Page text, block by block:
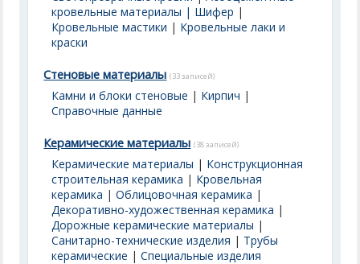
кровельные материалы | Шифер |
Кровельные мастики | Кровельные лаки и
краски
Стеновые материалы (33 записей)
Камни и блоки стеновые | Кирпич |
Справочные данные
Керамические материалы (38 записей)
Керамические материалы | Конструкционная
строительная керамика | Кровельная
керамика |Облицовочная керамика |
Декоративно-художественная керамика |
Дорожные керамические материалы |
Санитарно-технические изделия | Трубы
керамические |Специальные изделия